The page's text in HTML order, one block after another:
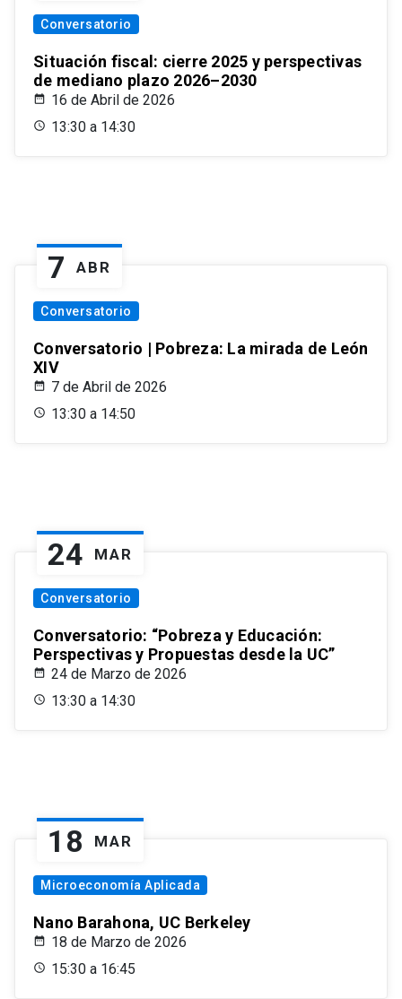
Conversatorio
Situación fiscal: cierre 2025 y perspectivas
de mediano plazo 2026–2030
16 de Abril de 2026
13:30 a 14:30
7 ABR
Conversatorio
Conversatorio | Pobreza: La mirada de León
XIV
7 de Abril de 2026
13:30 a 14:50
24 MAR
Conversatorio
Conversatorio: “Pobreza y Educación:
Perspectivas y Propuestas desde la UC”
24 de Marzo de 2026
13:30 a 14:30
18 MAR
Microeconomía Aplicada
Nano Barahona, UC Berkeley
18 de Marzo de 2026
15:30 a 16:45